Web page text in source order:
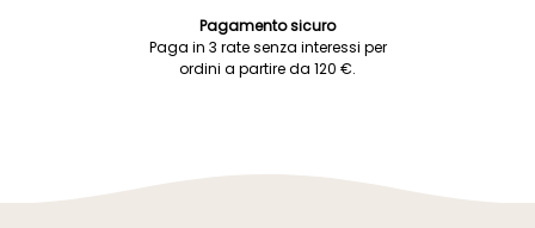
Pagamento sicuro
Paga in 3 rate senza interessi per
ordini a partire da 120 €.